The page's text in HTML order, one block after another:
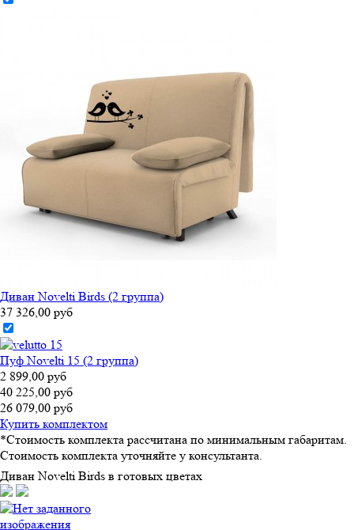
Диван Novelti Birds (2 группа)
37 326,00 руб
Пуф Novelti 15 (2 группа)
2 899,00 руб
40 225,00 руб
26 079,00 руб
Купить комплектом
*Стоимость комплекта рассчитана по минимальным габаритам.
Стоимость комплекта уточняйте у консультанта.
Диван Novelti Birds в готовых цветах